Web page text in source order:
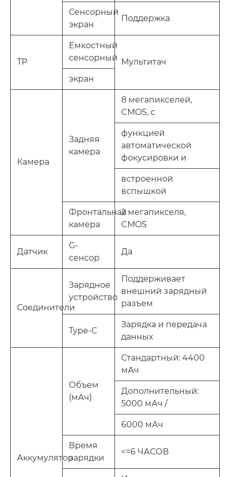
Сенсорный
экран
Поддержка
TP
Емкостный
сенсорный Мультитач
экран
Камера
Задняя
камера
8 мегапикселей,
CMOS, с
функцией
автоматической
фокусировки и
встроенной
вспышкой
Фронтальная
камера
2 мегапикселя,
CMOS
Датчик
G-
сенсор
Да
Соединители
Зарядное
устройство
Поддерживает
внешний зарядный
разъем
Type-C
Зарядка и передача
данных
Аккумулятор
Объем
(мАч)
Стандартный: 4400
мАч
Дополнительный:
5000 мАч /
6000 мАч
Время
зарядки
<=6 ЧАСОВ